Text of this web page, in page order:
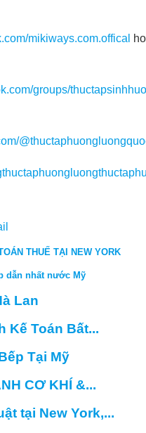
mikiways.com.offical
groups/
thuctaphuongluong
THUẾ TẠI NEW YORK
dẫn nhất nước Mỹ
Lan
Kế Toán Bất...
Tại Mỹ
CƠ KHÍ &...
tại New York,...